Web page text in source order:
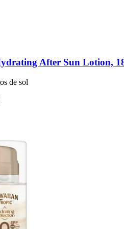
After Sun Lotion,
de sol